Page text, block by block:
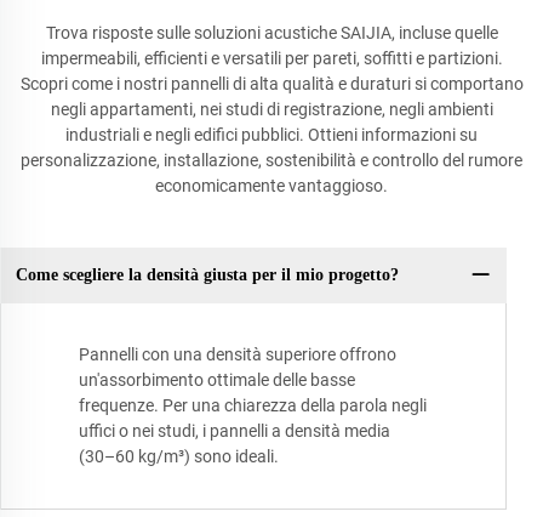
Trova risposte sulle soluzioni acustiche SAIJIA, incluse quelle
impermeabili, efficienti e versatili per pareti, soffitti e partizioni.
Scopri come i nostri pannelli di alta qualità e duraturi si comportano
negli appartamenti, nei studi di registrazione, negli ambienti
industriali e negli edifici pubblici. Ottieni informazioni su
personalizzazione, installazione, sostenibilità e controllo del rumore
economicamente vantaggioso.
Come scegliere la densità giusta per il mio progetto?
Pannelli con una densità superiore offrono
un'assorbimento ottimale delle basse
frequenze. Per una chiarezza della parola negli
uffici o nei studi, i pannelli a densità media
(30–60 kg/m³) sono ideali.